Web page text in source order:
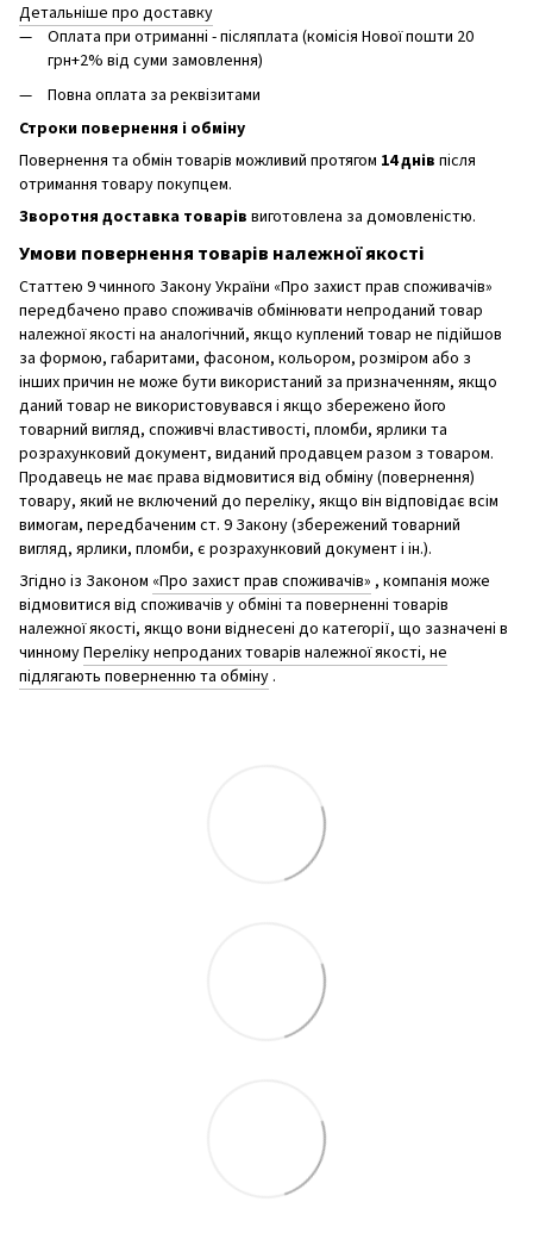
Детальніше про доставку
Оплата при отриманні - післяплата (комісія Нової пошти 20
грн+2% від суми замовлення)
Повна оплата за реквізитами
Строки повернення і обміну
Повернення та обмін товарів можливий протягом 14 днів після
отримання товару покупцем.
Зворотня доставка товарів виготовлена ​​за домовленістю.
Умови повернення товарів належної якості
Статтею 9 чинного Закону України «Про захист прав споживачів»
передбачено право споживачів обмінювати непроданий товар
належної якості на аналогічний, якщо куплений товар не підійшов
за формою, габаритами, фасоном, кольором, розміром або з
інших причин не може бути використаний за призначенням, якщо
даний товар не використовувався і якщо збережено його
товарний вигляд, споживчі властивості, пломби, ярлики та
розрахунковий документ, виданий продавцем разом з товаром.
Продавець не має права відмовитися від обміну (повернення)
товару, який не включений до переліку, якщо він відповідає всім
вимогам, передбаченим ст. 9 Закону (збережений товарний
вигляд, ярлики, пломби, є розрахунковий документ і ін.).
Згідно із Законом «Про захист прав споживачів» , компанія може
відмовитися від споживачів у обміні та поверненні товарів
належної якості, якщо вони віднесені до категорії, що зазначені в
чинномуПереліку непроданих товарів належної якості, не
підлягають поверненню та обміну .